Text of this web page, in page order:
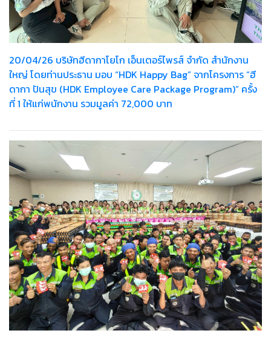
20/04/26 บริษัทฮีดากาโยโก เอ็นเตอร์ไพรส์ จำกัด สำนักงาน
ใหญ่ โดยท่านประธาน มอบ “HDK Happy Bag” จากโครงการ “ฮี
ดากา ปันสุข (HDK Employee Care Package Program)” ครั้ง
ที่ 1 ให้แก่พนักงาน รวมมูลค่า 72,000 บาท